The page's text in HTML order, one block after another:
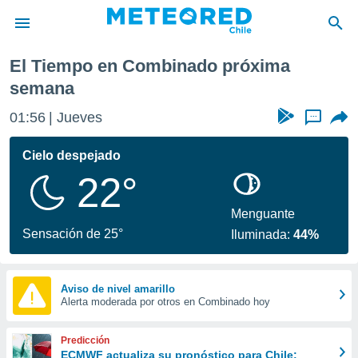
de
para
la
calidad.
a este
forma
digital
basada
El Tiempo en Combinado próxima
semana
01:56 Jueves ...
Cielo despejado
22°
Sensación de 25°
Menguante
Iluminada:44%
Aviso de nivel amarillo
Alerta moderada por otros en Combinado hoy
Predicción
ECMWF actualiza su pronóstico para Chile: